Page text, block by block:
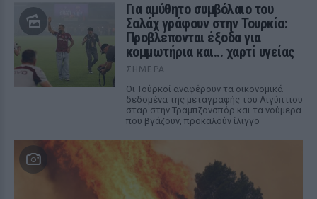
Για αμύθητο συμβόλαιο του
Σαλάχ γράφουν στην Τουρκία:
Προβλέπονται έξοδα για
κομμωτήρια και... χαρτί υγείας
ΣΉΜΕΡΑ
Οι Τούρκοί αναφέρουν τα οικονομικά
δεδομένα της μεταγραφής του Αιγύπτιου
σταρ στην Τραμπζονσπόρ και τα νούμερα
που βγάζουν, προκαλούν ίλιγγο